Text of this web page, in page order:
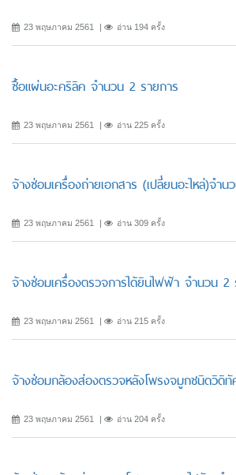
23 พฤษภาคม 2561 อ่าน 194 ครั้ง
ซื้อแผ่นอะคริลิค จำนวน 2 รายการ
23 พฤษภาคม 2561 อ่าน 225 ครั้ง
จ้างซ่อมเครื่องถ่ายเอกสาร (เปลี่ยนอะไหล่)จำ
23 พฤษภาคม 2561 อ่าน 309 ครั้ง
จ้างซ่อมเครื่องตรวจการได้ยินไฟฟ้า จำนวน 2
23 พฤษภาคม 2561 อ่าน 215 ครั้ง
จ้างซ่อมกล้องส่องตรวจหลังโพรงจมูกชนิดวิดิ
23 พฤษภาคม 2561 อ่าน 204 ครั้ง